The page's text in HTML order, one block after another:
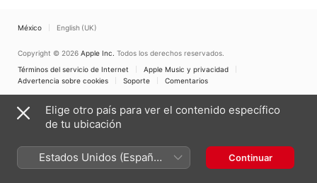
México English (UK)
Copyright © 2026 Apple Inc. Todos los derechos reservados.
Términos del servicio de Internet
Apple Music y privacidad
Advertencia sobre cookies
Soporte Comentarios
Elige otro país para ver el contenido específico
de tu ubicación
Estados Unidos (Español
México)
Continuar